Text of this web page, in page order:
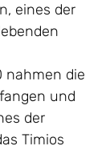
eines der
nahmen die
und
der
Timios